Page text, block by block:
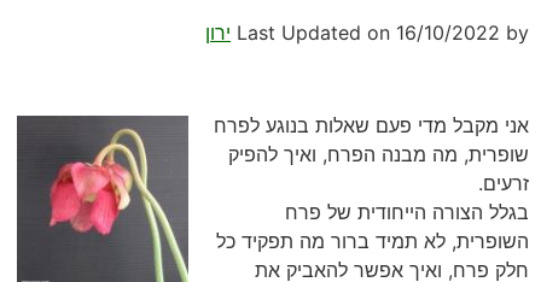
Last Updated on 16/10/2022 by ירון
אני מקבל מדי פעם שאלות בנוגע לפרח
שופרית, מה מבנה הפרח, ואיך להפיק
זרעים.
בגלל הצורה הייחודית של פרח
השופרית, לא תמיד ברור מה תפקיד כל
חלק פרח, ואיך אפשר להאביק את